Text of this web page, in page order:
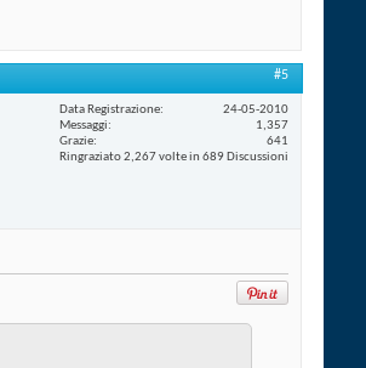
#5
Data Registrazione
24-05-2010
Messaggi
1,357
Grazie
641
Ringraziato 2,267 volte in 689 Discussioni